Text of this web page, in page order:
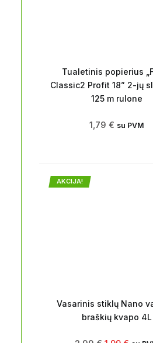
Tualetinis popierius
Classic2 Profit 18” 2-jų
125 m rulone
1,79 € su PVM
Vasarinis stiklų Nano
braškių kvapo 4L
AKCIJA!